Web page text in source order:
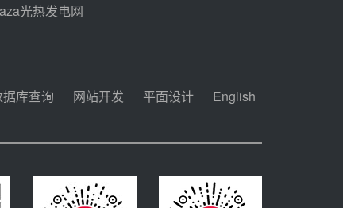
迪尔化工预中标华能西安
热工院2026-2029年熔盐
能新疆100MW光热项目
机组调试及性能试验
08-05 10:41
光热发电网
库查询 网站开发 平面设计 English